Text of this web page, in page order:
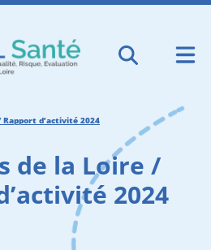
Rapport d’activité 2024
de la Loire /
2024